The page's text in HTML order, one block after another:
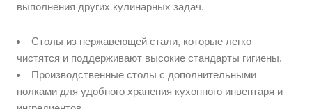
выполнения других кулинарных задач.
Столы из нержавеющей стали, которые легко
чистятся и поддерживают высокие стандарты гигиены.
Производственные столы с дополнительными
полками для удобного хранения кухонного инвентаря и